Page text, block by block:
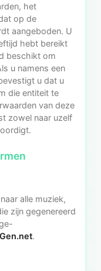
het
op de
aangeboden. U
hebt bereikt
beschikt om
u namens een
u dat u
die entiteit te
van deze
zowel naar uzelf
alle muziek,
zijn gegenereerd
.